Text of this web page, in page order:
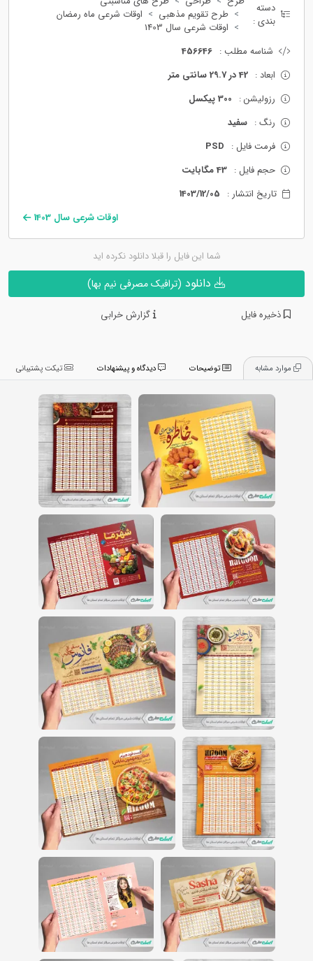
دسته
بندی :
طرح تقویم مذهبی
اوقات شرعی ماه رمضان
اوقات شرعی سال 1403
شناسه مطلب : 456646
ابعاد : 42 در 29.7 سانتی متر
رزولیشن : 300 پیکسل
رنگ : سفید
فرمت فایل : PSD
حجم فایل : 43 مگابایت
تاریخ انتشار : 1403/12/05
اوقات شرعی سال 1403
شما این فایل را قبلا دانلود نکرده اید
(ترافیک مصرفی نیم بها)
ذخیره فایل گزارش خرابی
توضیحات تیکت پشتیبانی